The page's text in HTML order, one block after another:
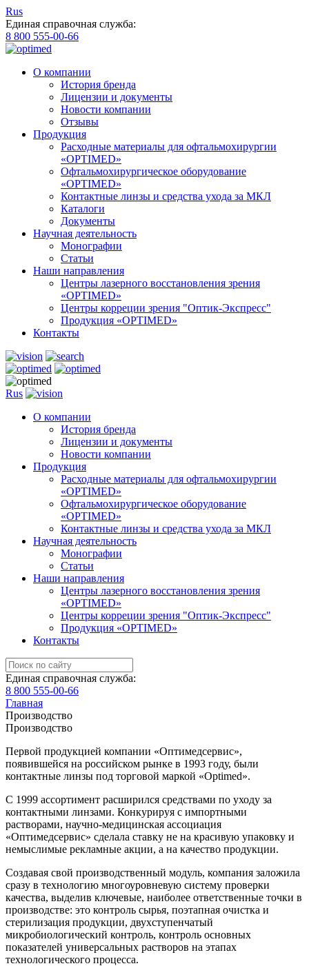
Rus
Единая справочная служба:
8 800 555-00-66
О компании
История бренда
Лицензии и документы
Новости компании
Отзывы
Продукция
Расходные материалы для офтальмохирургии
«OPTIMED»
Офтальмохирургическое оборудование
«OPTIMED»
Контактные линзы и средства ухода за МКЛ
Каталоги
Документы
Научная деятельность
Монографии
Статьи
Наши направления
Центры лазерного восстановления зрения
«OPTIMED»
Центры корреции зрения "Оптик-Экспресс"
Продукция «OPTIMED»
Контакты
Rus
О компании
История бренда
Лицензии и документы
Новости компании
Продукция
Расходные материалы для офтальмохирургии
«OPTIMED»
Офтальмохирургическое оборудование
«OPTIMED»
Контактные линзы и средства ухода за МКЛ
Научная деятельность
Монографии
Статьи
Наши направления
Центры лазерного восстановления зрения
«OPTIMED»
Центры корреции зрения "Оптик-Экспресс"
Продукция «OPTIMED»
Контакты
Единая справочная служба:
8 800 555-00-66
Главная
Производство
Производство
Первой продукцией компании «Оптимедсервис»,
появившейся на российском рынке в 1993 году, были
контактные линзы под торговой маркой «Optimed».
С 1999 ассортимент расширился средствами по уходу за
контактными линзами. Конкурируя с импортными
растворами, научно-медицинская ассоциация
«Оптимедсервис» сделала ставку не на красивую упаковку и
немыслимые рекламные акции, а на качество продукции.
Создавая свой производственный модуль, компания заложила
сразу в технологию многоуровневую систему проверки
качества, выделив ключевые, наиболее ответственные точки в
производстве: это контроль сырья, поэтапная очистка и
стерилизация продукции, двухступенчатый
микробиологический контроль, контроль основных
показателей универсальных растворов на этапах
технологического процесса.